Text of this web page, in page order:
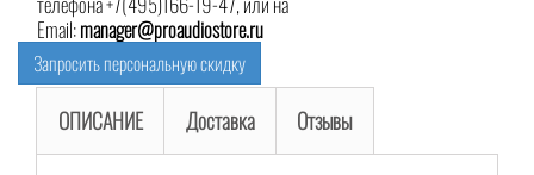
Email:manager@proaudiostore.ru
Запросить персональную скидку
ОПИСАНИЕ Доставка Отзывы